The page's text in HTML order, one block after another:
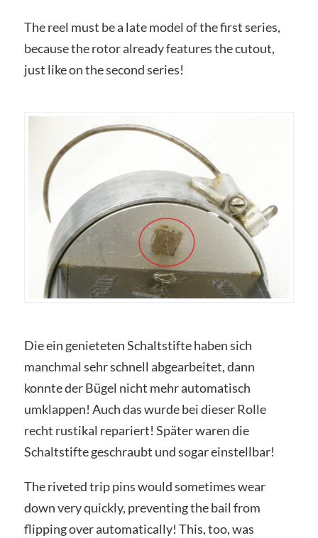
The reel must be a late model of the first series,
because the rotor already features the cutout,
just like on the second series!
Die ein genieteten Schaltstifte haben sich
manchmal sehr schnell abgearbeitet, dann
konnte der Bügel nicht mehr automatisch
umklappen! Auch das wurde bei dieser Rolle
recht rustikal repariert! Später waren die
Schaltstifte geschraubt und sogar einstellbar!
The riveted trip pins would sometimes wear
down very quickly, preventing the bail from
flipping over automatically! This, too, was